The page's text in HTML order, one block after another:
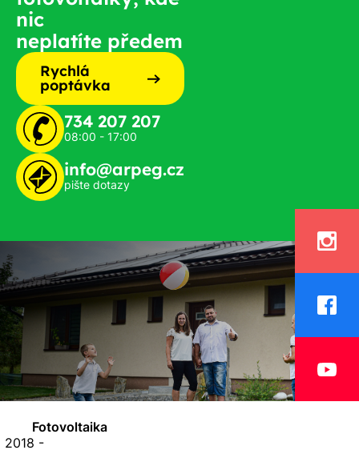
nic
neplatíte předem
Rychlá
poptávka
734 207 207
08:00 - 17:00
info@arpeg.cz
pište dotazy
Fotovoltaika
-